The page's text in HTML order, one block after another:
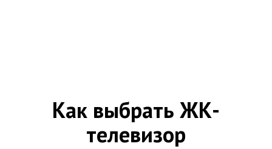
Тумбы
Кронштейны для телевизоров
Как выбрать ЖК-
телевизор